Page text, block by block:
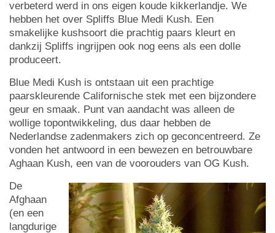
verbeterd werd in ons eigen koude kikkerlandje. We
hebben het over Spliffs Blue Medi Kush. Een
smakelijke kushsoort die prachtig paars kleurt en
dankzij Spliffs ingrijpen ook nog eens als een dolle
produceert.
Blue Medi Kush is ontstaan uit een prachtige
paarskleurende Californische stek met een bijzondere
geur en smaak. Punt van aandacht was alleen de
wollige topontwikkeling, dus daar hebben de
Nederlandse zadenmakers zich op geconcentreerd. Ze
vonden het antwoord in een bewezen en betrouwbare
Aghaan Kush, een van de voorouders van OG Kush.
De
Afghaan
(en een
langdurige